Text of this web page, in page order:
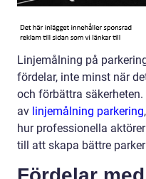
Linjemålning på
fördelar, inte minst när
och förbättra
av linjemålning parkering
hur professionella
till att skapa bättre